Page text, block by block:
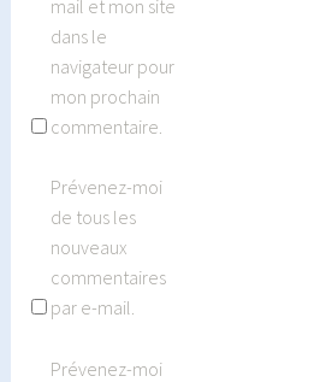
mail et mon site
dans le
navigateur pour
mon prochain
commentaire.
Prévenez-moi
de tous les
nouveaux
commentaires
par e-mail.
Prévenez-moi